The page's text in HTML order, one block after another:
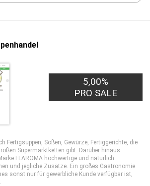
5,00%
PRO SALE
Fertigsuppen, Soßen, Gewürze, Fertiggerichte, die
Supermarktketten gibt. Darüber hinaus
FLAROMA hochwertige und natürlich
und jegliche Zusätze. Ein großes Gastronomie
sonst nur für gewerbliche Kunde verfügbar ist,